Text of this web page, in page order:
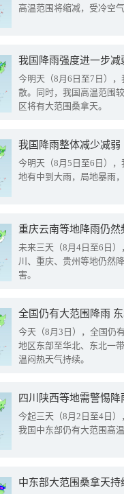
高温范围将缩减，受冷空
今明天（8月6日至7日）
散。同时，我国高温范围
区将有大范围桑拿天。
我国降雨整体减少减
今明天（8月5日至6日）
地有中到大雨，局地暴雨
重庆云南等地降雨仍
未来三天（8月4日至6日
川、重庆、贵州等地仍然
害。
全国仍有大范围降雨
今天（8月3日），全国仍
地区东部至华北、东北一
温闷热天气持续。
今起三天（8月2日至4日）
我国中东部仍有大范围高
中东部大范围桑拿天